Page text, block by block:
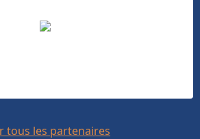
tous les partenaires